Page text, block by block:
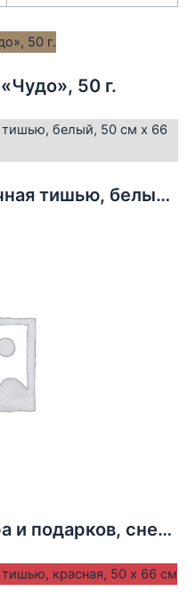
50 г.
Бумага упаковочная тишью, белый, 50 см х 66 см
Лента для декора и подарков, снежинки, 2 см х 45 м